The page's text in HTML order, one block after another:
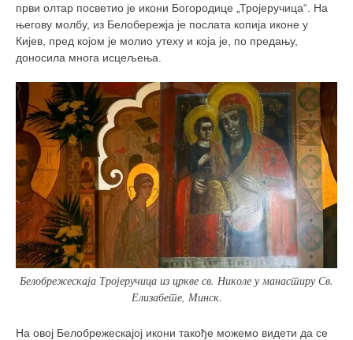
први олтар посветио је икони Богородице „Тројеручица“. На
његову молбу, из Белобережја је послата копија иконе у
Кијев, пред којом је молио утеху и која је, по предању,
доносила многа исцељења.
Белобрежескаја Тројеручица из цркве св. Николе у манастиру Св.
Елизабете, Минск.
На овој Белобрежескајој икони такође можемо видети да се